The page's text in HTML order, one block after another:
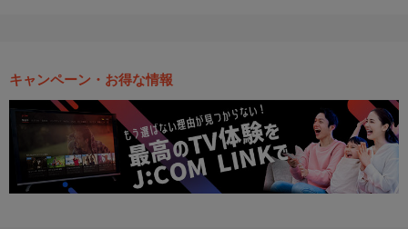
キャンペーン・お得な情報